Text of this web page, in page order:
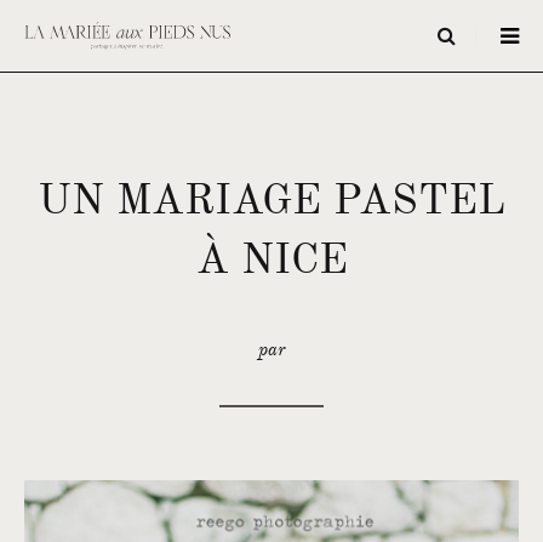
UN MARIAGE PASTEL
À NICE
par